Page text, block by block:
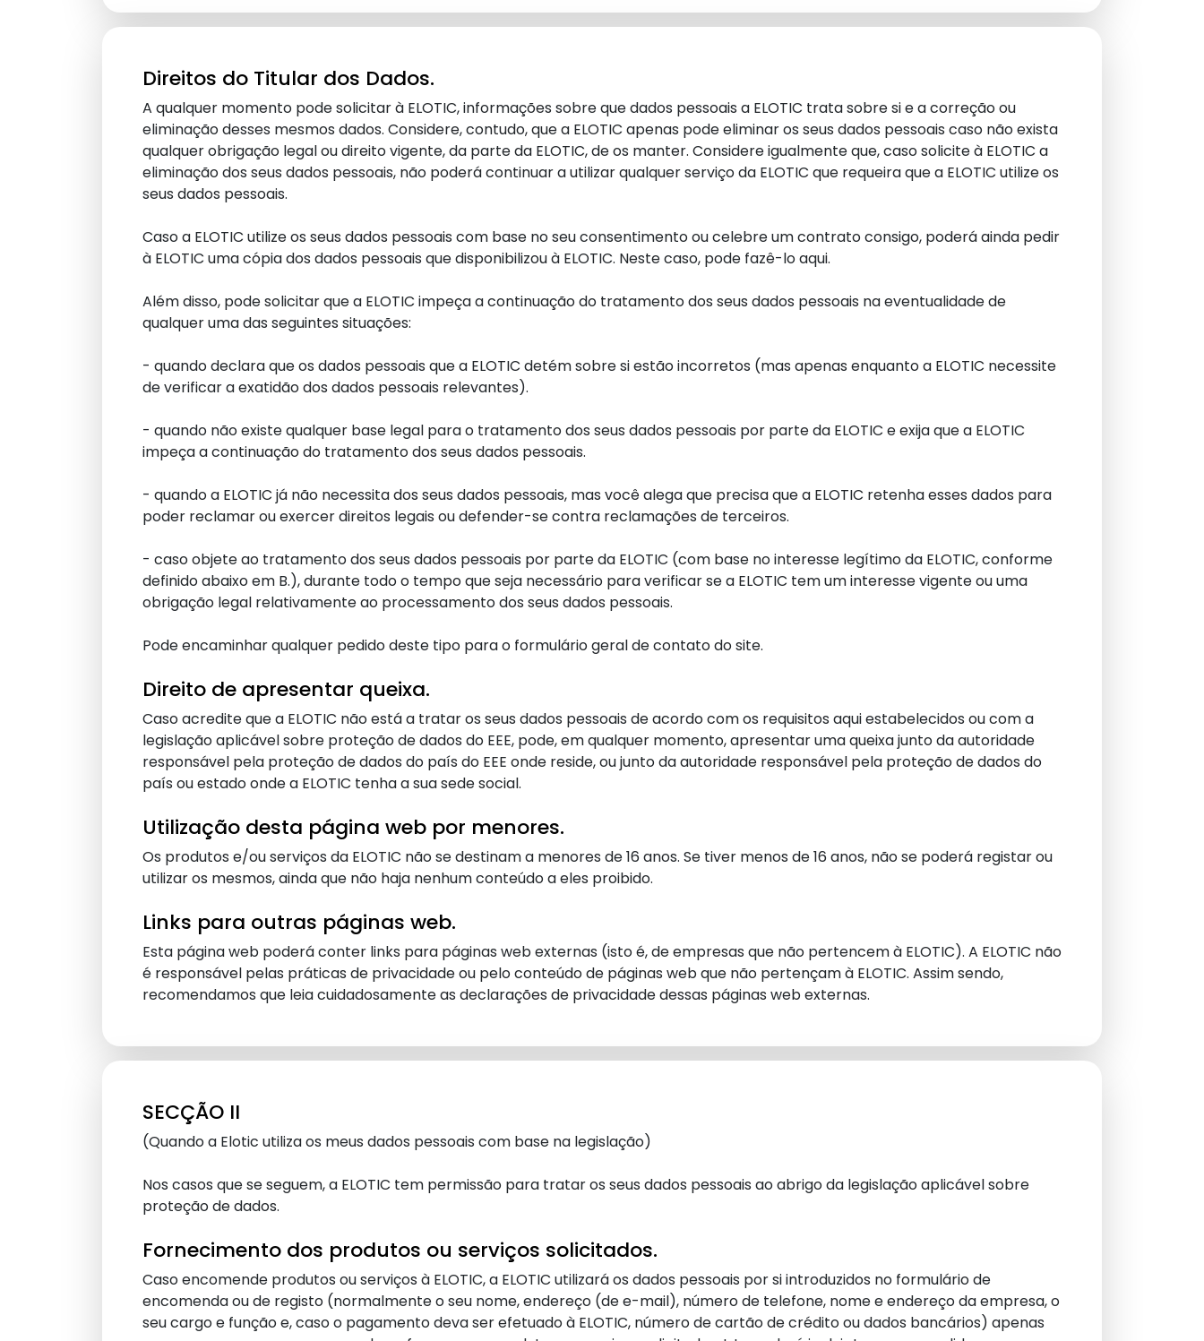
Direitos do Titular dos Dados.
A qualquer momento pode solicitar à ELOTIC, informações sobre que dados pessoais a ELOTIC trata sobre si e a correção ou
eliminação desses mesmos dados. Considere, contudo, que a ELOTIC apenas pode eliminar os seus dados pessoais caso não exista
qualquer obrigação legal ou direito vigente, da parte da ELOTIC, de os manter. Considere igualmente que, caso solicite à ELOTIC a
eliminação dos seus dados pessoais, não poderá continuar a utilizar qualquer serviço da ELOTIC que requeira que a ELOTIC utilize os
seus dados pessoais.
Caso a ELOTIC utilize os seus dados pessoais com base no seu consentimento ou celebre um contrato consigo, poderá ainda pedir
à ELOTIC uma cópia dos dados pessoais que disponibilizou à ELOTIC. Neste caso, pode fazê-lo aqui.
Além disso, pode solicitar que a ELOTIC impeça a continuação do tratamento dos seus dados pessoais na eventualidade de
qualquer uma das seguintes situações:
- quando declara que os dados pessoais que a ELOTIC detém sobre si estão incorretos (mas apenas enquanto a ELOTIC necessite
de verificar a exatidão dos dados pessoais relevantes).
- quando não existe qualquer base legal para o tratamento dos seus dados pessoais por parte da ELOTIC e exija que a ELOTIC
impeça a continuação do tratamento dos seus dados pessoais.
- quando a ELOTIC já não necessita dos seus dados pessoais, mas você alega que precisa que a ELOTIC retenha esses dados para
poder reclamar ou exercer direitos legais ou defender-se contra reclamações de terceiros.
- caso objete ao tratamento dos seus dados pessoais por parte da ELOTIC (com base no interesse legítimo da ELOTIC, conforme
definido abaixo em B.), durante todo o tempo que seja necessário para verificar se a ELOTIC tem um interesse vigente ou uma
obrigação legal relativamente ao processamento dos seus dados pessoais.
Pode encaminhar qualquer pedido deste tipo para o formulário geral de contato do site.
Direito de apresentar queixa.
Caso acredite que a ELOTIC não está a tratar os seus dados pessoais de acordo com os requisitos aqui estabelecidos ou com a
legislação aplicável sobre proteção de dados do EEE, pode, em qualquer momento, apresentar uma queixa junto da autoridade
responsável pela proteção de dados do país do EEE onde reside, ou junto da autoridade responsável pela proteção de dados do
país ou estado onde a ELOTIC tenha a sua sede social.
Utilização desta página web por menores.
Os produtos e/ou serviços da ELOTIC não se destinam a menores de 16 anos. Se tiver menos de 16 anos, não se poderá registar ou
utilizar os mesmos, ainda que não haja nenhum conteúdo a eles proibido.
Links para outras páginas web.
Esta página web poderá conter links para páginas web externas (isto é, de empresas que não pertencem à ELOTIC). A ELOTIC não
é responsável pelas práticas de privacidade ou pelo conteúdo de páginas web que não pertençam à ELOTIC. Assim sendo,
recomendamos que leia cuidadosamente as declarações de privacidade dessas páginas web externas.
SECÇÃO II
(Quando a Elotic utiliza os meus dados pessoais com base na legislação)
Nos casos que se seguem, a ELOTIC tem permissão para tratar os seus dados pessoais ao abrigo da legislação aplicável sobre
proteção de dados.
Fornecimento dos produtos ou serviços solicitados.
Caso encomende produtos ou serviços à ELOTIC, a ELOTIC utilizará os dados pessoais por si introduzidos no formulário de
encomenda ou de registo (normalmente o seu nome, endereço (de e-mail), número de telefone, nome e endereço da empresa, o
seu cargo e função e, caso o pagamento deva ser efetuado à ELOTIC, número de cartão de crédito ou dados bancários) apenas